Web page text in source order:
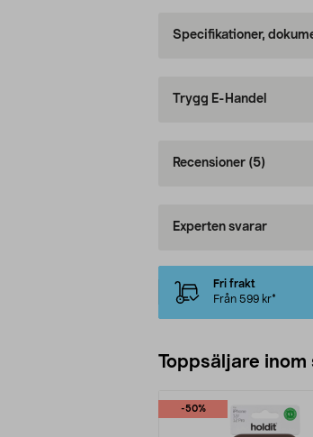
Specifikationer,
Trygg E-Handel
Recensioner (5)
Experten svarar
Fri frakt
Från 599 kr*
Toppsäljare
-50%